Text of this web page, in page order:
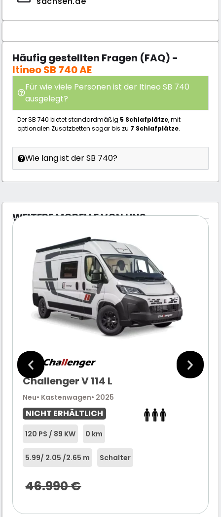
Häufig gestellten Fragen (FAQ) -
Itineo SB 740 AE
Für wie viele Personen ist der Itineo SB 740
ausgelegt?
Der SB 740 bietet standardmäßig 5 Schlafplätze, mit
optionalen Zusatzbetten sogar bis zu 7 Schlafplätze.
Wie lang ist der SB 740?
WEITERE MODELLE VON UNS
Challenger V 114 L
Neu• Kastenwagen• 2025
NICHT ERHÄLTLICH
120 PS / 89 KW 0 km
5.99/ 2.05 /2.65 m Schalter
46.990€